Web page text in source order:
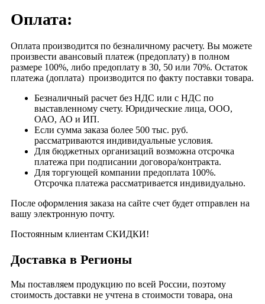
Оплата:
Оплата производится по безналичному расчету. Вы можете
произвести авансовый платеж (предоплату) в полном
размере 100%, либо предоплату в 30, 50 или 70%. Остаток
платежа (доплата) производится по факту поставки товара.
Безналичный расчет без НДС или с НДС по
выставленному счету. Юридические лица, ООО,
ОАО, АО и ИП.
Если сумма заказа более 500 тыс. руб.
рассматриваются индивидуальные условия.
Для бюджетных организаций возможна отсрочка
платежа при подписании договора/контракта.
Для торгующей компании предоплата 100%.
Отсрочка платежа рассматривается индивидуально.
После оформления заказа на сайте счет будет отправлен на
вашу электронную почту.
Постоянным клиентам СКИДКИ!
Доставка в Регионы
Мы поставляем продукцию по всей России, поэтому
стоимость доставки не учтена в стоимости товара, она